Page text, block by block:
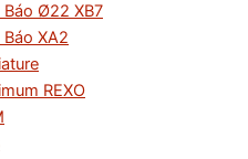
Ø22 XB7
XA2
REXO